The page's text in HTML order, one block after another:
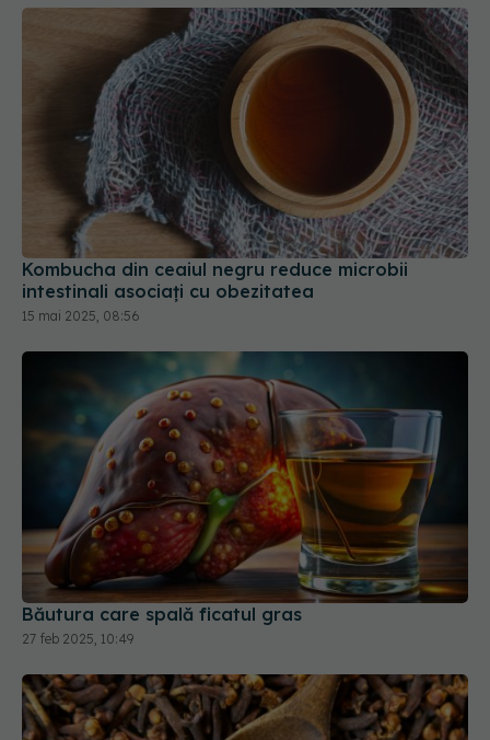
Kombucha din ceaiul negru reduce microbii
intestinali asociați cu obezitatea
15 mai 2025, 08:56
Băutura care spală ficatul gras
27 feb 2025, 10:49